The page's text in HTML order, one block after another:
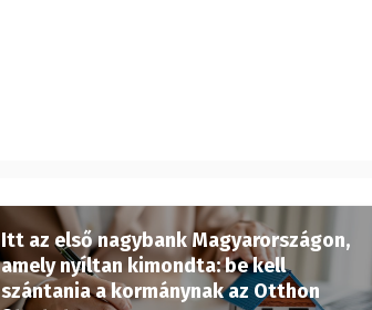
Itt az első nagybank Magyarországon,
amely nyíltan kimondta: be kell
szántania a kormánynak az Otthon